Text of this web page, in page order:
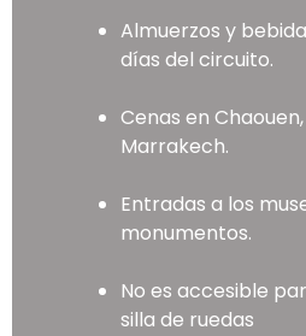
Almuerzos y
días del circuito.
Cenas en
Marrakech.
Entradas a los
monumentos.
No es accesible
silla de ruedas